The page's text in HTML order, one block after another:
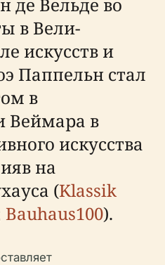
в Вели-
искусств и
Паппельн стал
в
Веймара в
искусства
на
(Klassik
Bauhaus100).